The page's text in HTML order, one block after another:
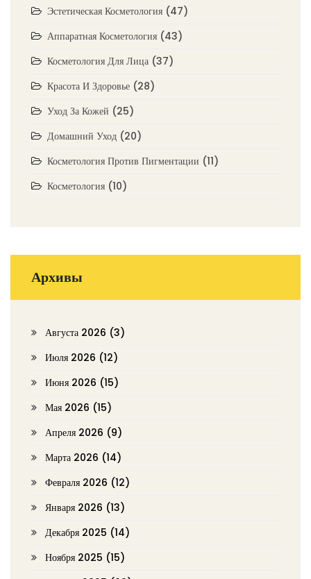
Эстетическая Косметология (47)
Аппаратная Косметология (43)
Косметология Для Лица (37)
Красота И Здоровье (28)
Уход За Кожей (25)
Домашний Уход (20)
Косметология Против Пигментации (11)
Косметология (10)
Архивы
Августа 2026 (3)
Июля 2026 (12)
Июня 2026 (15)
Мая 2026 (15)
Апреля 2026 (9)
Марта 2026 (14)
Февраля 2026 (12)
Января 2026 (13)
Декабря 2025 (14)
Ноября 2025 (15)